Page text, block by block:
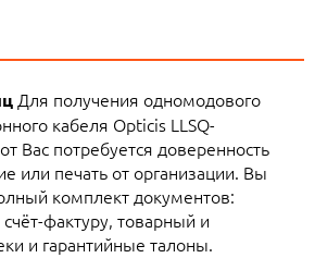
Для получения одномодового
кабеля Opticis LLSQ-
Вас потребуется доверенность
или печать от организации. Вы
комплект документов:
фактуру, товарный и
и гарантийные талоны.